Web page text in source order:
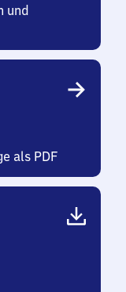
und
als PDF